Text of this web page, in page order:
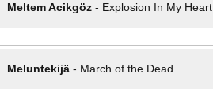
Meltem Acikgöz- Explosion In My Heart
Meluntekijä- March of the Dead